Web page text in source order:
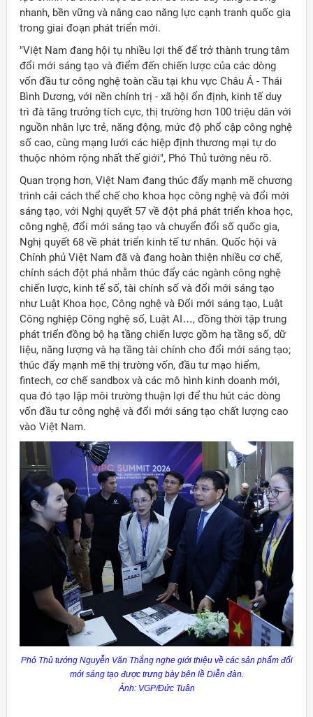
nhanh, bền vững và nâng cao năng lực cạnh tranh quốc gia
trong giai đoạn phát triển mới.
"Việt Nam đang hội tụ nhiều lợi thế để trở thành trung tâm
đổi mới sáng tạo và điểm đến chiến lược của các dòng
vốn đầu tư công nghệ toàn cầu tại khu vực Châu Á - Thái
Bình Dương, với nền chính trị - xã hội ổn định, kinh tế duy
trì đà tăng trưởng tích cực, thị trường hơn 100 triệu dân với
nguồn nhân lực trẻ, năng động, mức độ phổ cập công nghệ
số cao, cùng mạng lưới các hiệp định thương mại tự do
thuộc nhóm rộng nhất thế giới", Phó Thủ tướng nêu rõ.
Quan trọng hơn, Việt Nam đang thúc đẩy mạnh mẽ chương
trình cải cách thể chế cho khoa học công nghệ và đổi mới
sáng tạo, với Nghị quyết 57 về đột phá phát triển khoa học,
công nghệ, đổi mới sáng tạo và chuyển đổi số quốc gia,
Nghị quyết 68 về phát triển kinh tế tư nhân. Quốc hội và
Chính phủ Việt Nam đã và đang hoàn thiện nhiều cơ chế,
chính sách đột phá nhằm thúc đẩy các ngành công nghệ
chiến lược, kinh tế số, tài chính số và đổi mới sáng tạo
như Luật Khoa học, Công nghệ và Đổi mới sáng tạo, Luật
Công nghiệp Công nghệ số, Luật AI…, đồng thời tập trung
phát triển đồng bộ hạ tầng chiến lược gồm hạ tầng số, dữ
liệu, năng lượng và hạ tầng tài chính cho đổi mới sáng tạo;
thúc đẩy mạnh mẽ thị trường vốn, đầu tư mạo hiểm,
fintech, cơ chế sandbox và các mô hình kinh doanh mới,
qua đó tạo lập môi trường thuận lợi để thu hút các dòng
vốn đầu tư công nghệ và đổi mới sáng tạo chất lượng cao
vào Việt Nam.
Phó Thủ tướng Nguyễn Văn Thắng nghe giới thiệu về các sản phẩm đổi
mới sáng tạo được trưng bày bên lề Diễn đàn.
Ảnh: VGP/Đức Tuân